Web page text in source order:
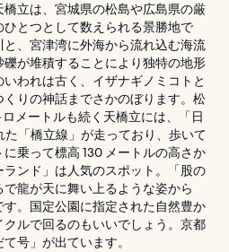
立は、宮城県の松島や広島県の厳
とつとして数えられる景勝地で
、宮津湾に外海から流れ込む海流
が堆積することにより独特の地形
われは古く、イザナギノミコトと
りの神話までさかのぼります。松
メートルも続く天橋立には、「日
「橋立線」が走っており、歩いて
乗って標高 130 メートルの高さか
ンド」は人気のスポット。「股の
龍が天に舞い上るような姿から
す。国定公園に指定された自然豊か
ルで回るのもいいでしょう。京都
号」が出ています。